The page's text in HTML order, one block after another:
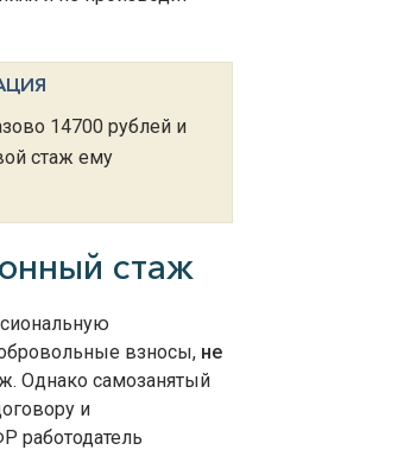
14700 рублей и
стаж ему
стаж
взносы, не
Однако самозанятый
и
работодатель